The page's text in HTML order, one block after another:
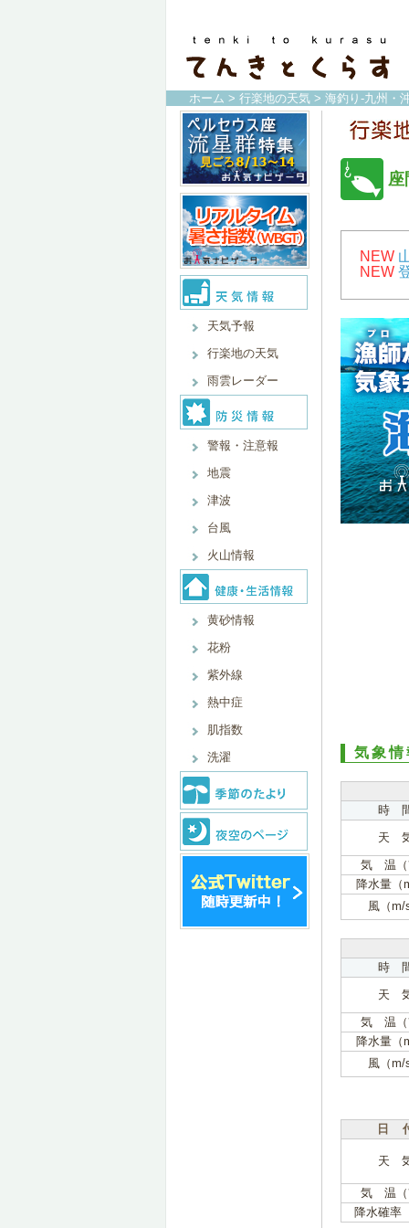
ホーム > 行楽地の天気 > 海釣り-九州・
天気予報
行楽地の天気
雨雲レーダー
警報・注意報
地震
津波
台風
火山情報
黄砂情報
花粉
紫外線
熱中症
肌指数
洗濯
座
NEW
NEW
気象情
時
天
気 温
降水量（
風（m/
時
天
気 温
降水量（
風（m/
日
天
気 温
降水確率